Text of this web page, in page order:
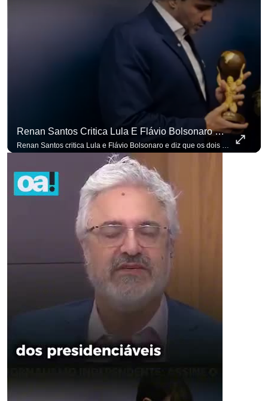
Renan Santos Critica Lula E Flávio Bolsonaro E Diz Que Os Dois São Lados Da Mesma Moeda.
Renan Santos critica Lula e Flávio Bolsonaro e diz que os dois são lados da mesma moeda. #OAntagonista Se você busca informação com credibilidade, inscreva-se agora e ative o